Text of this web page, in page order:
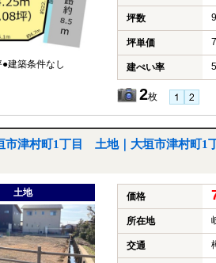
建築条件なし
坪数
坪単価
建ぺい率
2枚
市津村町1丁目 土地｜大垣市津村町1
土地 価格
所在地
交通